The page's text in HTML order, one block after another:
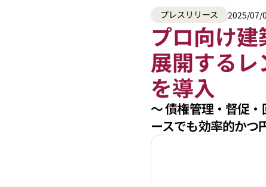
プレスリリース 2025/07/
プロ向け
展開するレ
を導入
〜 債権管理・督促
ースでも効率的かつ